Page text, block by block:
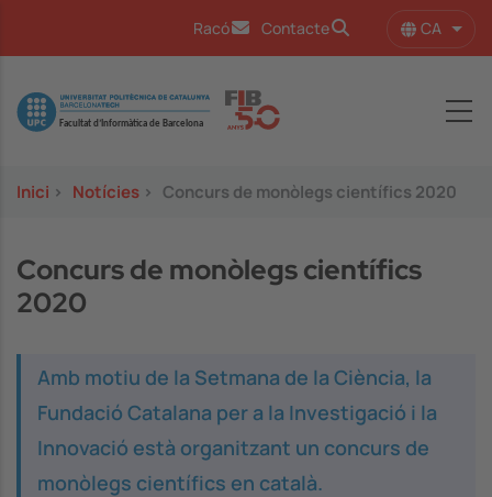
Racó Contacte CA
Image
Inici > Notícies > Concurs de monòlegs científics 2020
Concurs de monòlegs científics
2020
Amb motiu de la Setmana de la Ciència, la
Fundació Catalana per a la Investigació i la
Innovació està organitzant un concurs de
monòlegs científics en català.